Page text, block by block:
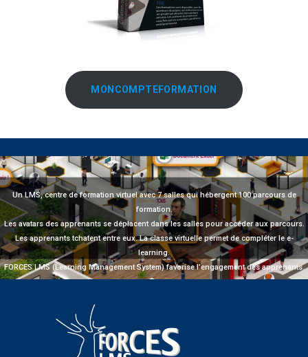
MONCOMPTEFORMATION
Un LMS, centre de formation virtuel avec 7 salles qui hébergent 100 parcours de
formation.
Les avatars des apprenants se déplacent dans les salles pour accéder aux parcours.
Les apprenants tchatent entre eux. La classe virtuelle permet de compléter le e-
learning.
FORCES LMS (Learning Management System) favorise l’engagement des apprenants.